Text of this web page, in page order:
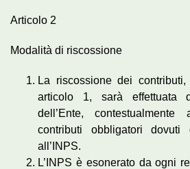
Articolo 2
Modalità di riscossione
La riscossione dei
articolo 1, sarà effettuata
dell’Ente,
contributi obbligatori
all’INPS.
L’INPS è esonerato da ogni